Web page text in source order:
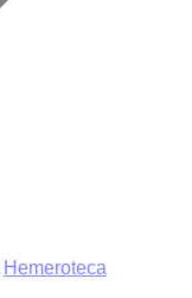
Hemeroteca